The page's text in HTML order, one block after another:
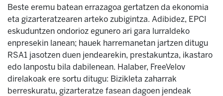
Beste eremu batean errazagoa gertatzen da ekonomia
eta gizarteratzearen arteko zubigintza. Adibidez, EPCI
eskuduntzen ondorioz egunero ari gara lurraldeko
enpresekin lanean; hauek harremanetan jartzen ditugu
RSA1 jasotzen duen jendearekin, prestakuntza, ikastaro
edo lanpostu bila dabilenean. Halaber, FreeVelov
direlakoak ere sortu ditugu: Bizikleta zaharrak
berreskuratu, gizarteratze fasean dagoen jendeak